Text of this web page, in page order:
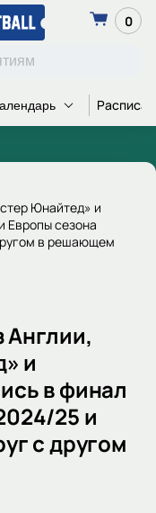
0
Юнайтед» и
Европы сезона
в решающем
Англии,
и
в финал
25 и
с другом